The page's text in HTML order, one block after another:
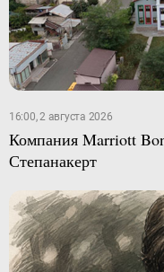
16:00, 2 августа 2026
Компания Marriott
Степанакерт